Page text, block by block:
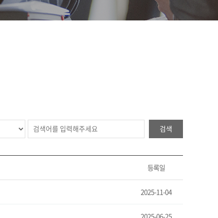
검색
등록일
2025-11-04
2025-06-25